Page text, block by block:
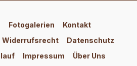
Fotogalerien
Kontakt
Widerrufsrecht
Datenschutz
Impressum Über Uns